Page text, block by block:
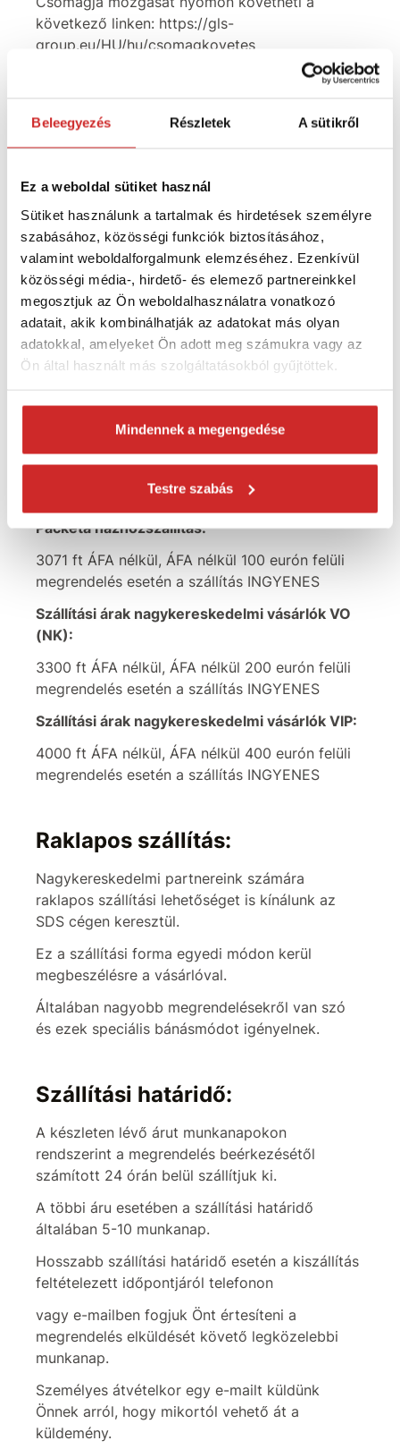
Beleegyezés Részletek A sütikről
Ez a weboldal sütiket használ
Sütiket használunk a tartalmak és hirdetések személyre
szabásához, közösségi funkciók biztosításához,
valamint weboldalforgalmunk elemzéséhez. Ezenkívül
közösségi média-, hirdető- és elemező partnereinkkel
megosztjuk az Ön weboldalhasználatra vonatkozó
adatait, akik kombinálhatják az adatokat más olyan
adatokkal, amelyeket Ön adott meg számukra vagy az
Ön által használt más szolgáltatásokból gyűjtöttek.
Mindennek a megengedése
Testre szabás
következő linken: https://gls-
group.eu/HU/hu/csomagkovetes
A csomag kézbesítésének napján SMS-t és e-
2205 ft ÁFA nélkül, ÁFA nélkül 100 eurón felüli
megrendelés esetén a szállítás INGYENES
Szállítási árak kiskereskedelmi vásárlók
Packeta kézbesítés átvevőhelyre és Z-BOX-
ba 5 kg-ig
1182 ft ÁFA nélkül, ÁFA nélkül 100 eurón felüli
megrendelés esetén a szállítás INGYENES
Szállítási árak kiskereskedelmi vásárlók
2205 ft ÁFA nélkül, ÁFA nélkül 100 eurón felüli
Packeta házhozszállítás:
3071 ft ÁFA nélkül, ÁFA nélkül 100 eurón felüli
megrendelés esetén a szállítás INGYENES
Szállítási árak nagykereskedelmi vásárlók VO
(NK):
3300 ft ÁFA nélkül, ÁFA nélkül 200 eurón felüli
megrendelés esetén a szállítás INGYENES
Szállítási árak nagykereskedelmi vásárlók VIP:
4000 ft ÁFA nélkül, ÁFA nélkül 400 eurón felüli
megrendelés esetén a szállítás INGYENES
Raklapos szállítás:
Nagykereskedelmi partnereink számára
raklapos szállítási lehetőséget is kínálunk az
SDS cégen keresztül.
Ez a szállítási forma egyedi módon kerül
megbeszélésre a vásárlóval.
Általában nagyobb megrendelésekről van szó
és ezek speciális bánásmódot igényelnek.
Szállítási határidő:
A készleten lévő árut munkanapokon
rendszerint a megrendelés beérkezésétől
számított 24 órán belül szállítjuk ki.
A többi áru esetében a szállítási határidő
általában 5-10 munkanap.
Hosszabb szállítási határidő esetén a kiszállítás
feltételezett időpontjáról telefonon
vagy e-mailben fogjuk Önt értesíteni a
megrendelés elküldését követő legközelebbi
munkanap.
Személyes átvételkor egy e-mailt küldünk
Önnek arról, hogy mikortól vehető át a
küldemény.